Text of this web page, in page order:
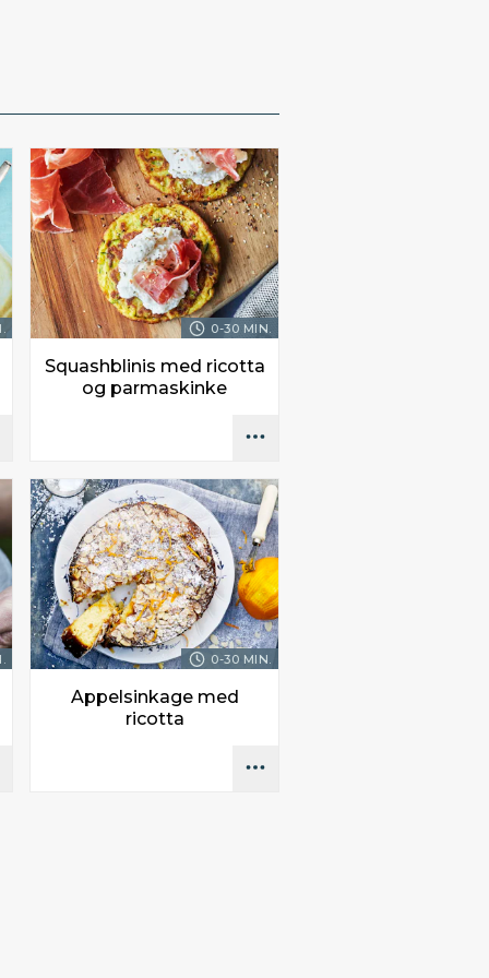
0-30 MIN.
Squashblinis med ricotta
og parmaskinke
0-30 MIN.
Appelsinkage med
ricotta